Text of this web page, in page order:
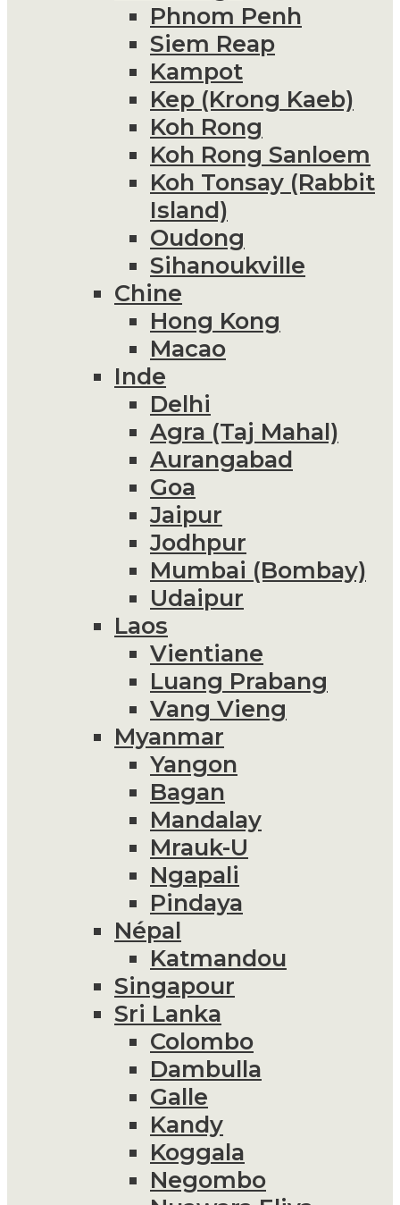
Phnom Penh
Siem Reap
Kampot
Kep (Krong Kaeb)
Koh Rong
Koh Rong Sanloem
Koh Tonsay (Rabbit
Island)
Oudong
Sihanoukville
Chine
Hong Kong
Macao
Inde
Delhi
Agra (Taj Mahal)
Aurangabad
Goa
Jaipur
Jodhpur
Mumbai (Bombay)
Udaipur
Laos
Vientiane
Luang Prabang
Vang Vieng
Myanmar
Yangon
Bagan
Mandalay
Mrauk-U
Ngapali
Pindaya
Népal
Katmandou
Singapour
Sri Lanka
Colombo
Dambulla
Galle
Kandy
Koggala
Negombo